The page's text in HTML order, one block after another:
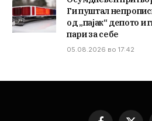
Ги пуштал
од „пајак“ депото и
пари за себе
05.08.2026 во 17:42